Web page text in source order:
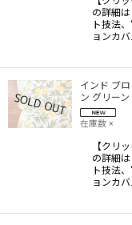
の詳細
ト技法
ョンカ
インド ブ
ン グリーン
在庫数 ×
【クリ
の詳細
ト技法
ョンカ